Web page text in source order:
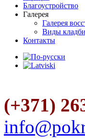
Благоустройство
Галерея
Галерея
Виды
Контакты
(+371)